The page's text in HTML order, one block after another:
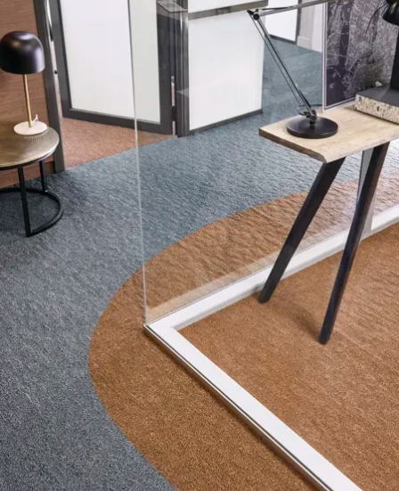
Bac Betong
Condry
Akustikunderlag
Nyheter